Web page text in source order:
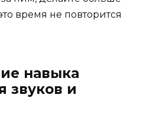
время не повторится
навыка
звуков и